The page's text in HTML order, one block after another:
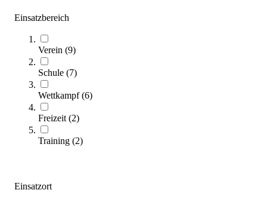
Einsatzbereich
Verein (9)
Schule (7)
Wettkampf(6)
Freizeit (2)
Training (2)
Einsatzort
sunflex® Pickleball Ersatzbälle, 2 Stk.
6,80 €
Zum Produkt